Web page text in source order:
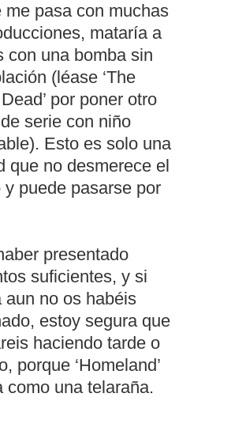
me pasa con muchas
mataría a
con una bomba sin
(léase ‘The
por poner otro
serie con niño
Esto es solo una
que no desmerece el
y puede pasarse por
presentado
suficientes, y si
aun no os habéis
estoy segura que
haciendo tarde o
porque ‘Homeland’
como una telaraña.